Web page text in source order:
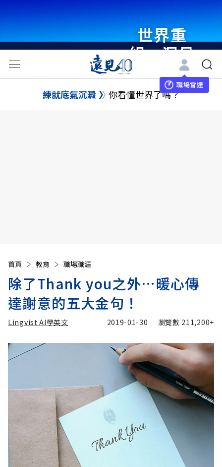
世界重
組・洞見
未來 與
世界領袖
職場雷達
練就底氣沉澱 你看懂世界了嗎？
首頁 教育 職場職涯
除了Thank you之外…暖心傳
達謝意的五大金句！
Lingvist AI學英文 2019-01-30 瀏覽數 211,200+